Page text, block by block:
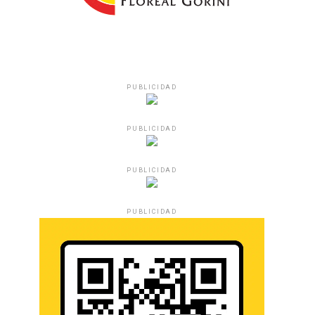
PUBLICIDAD
PUBLICIDAD
PUBLICIDAD
PUBLICIDAD